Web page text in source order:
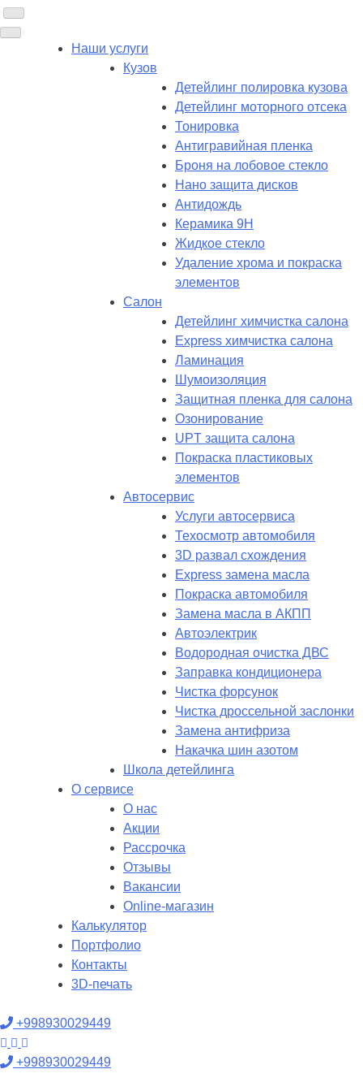
Наши услуги
Кузов
Детейлинг полировка кузова
Детейлинг моторного отсека
Тонировка
Антигравийная пленка
Броня на лобовое стекло
Нано защита дисков
Антидождь
Керамика 9H
Жидкое стекло
Удаление хрома и покраска
элементов
Салон
Детейлинг химчистка салона
Express химчистка салона
Ламинация
Шумоизоляция
Защитная пленка для салона
Озонирование
UPT защита салона
Покраска пластиковых
элементов
Автосервис
Услуги автосервиса
Техосмотр автомобиля
3D развал схождения
Express замена масла
Покраска автомобиля
Замена масла в АКПП
Автоэлектрик
Водородная очистка ДВС
Заправка кондиционера
Чистка форсунок
Чистка дроссельной заслонки
Замена антифриза
Накачка шин азотом
Школа детейлинга
О сервисе
О нас
Акции
Рассрочка
Отзывы
Вакансии
Online-магазин
Калькулятор
Портфолио
Контакты
3D-печать
+998930029449
+998930029449